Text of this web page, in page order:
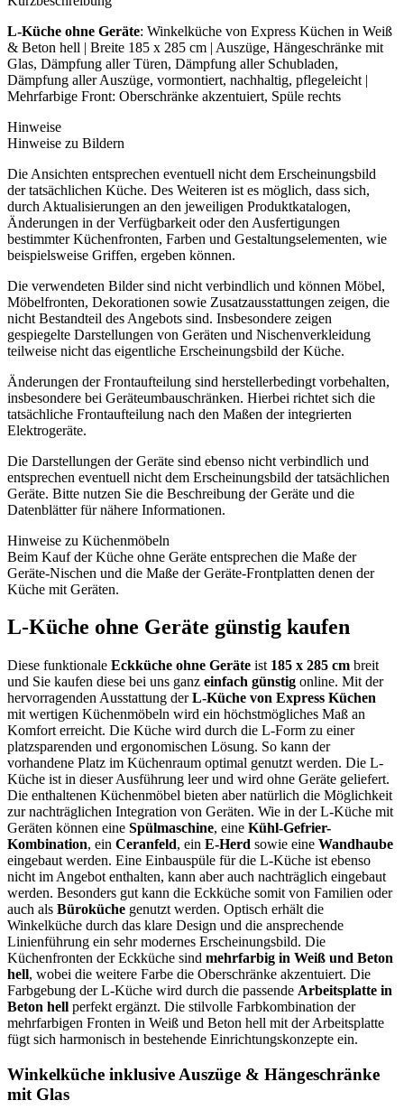
L-Küche ohne Geräte: Winkelküche von Express Küchen in Weiß
& Beton hell | Breite 185 x 285 cm | Auszüge, Hängeschränke mit
Glas, Dämpfung aller Türen, Dämpfung aller Schubladen,
Dämpfung aller Auszüge, vormontiert, nachhaltig, pflegeleicht |
Mehrfarbige Front: Oberschränke akzentuiert, Spüle rechts
Hinweise
Hinweise zu Bildern
Die Ansichten entsprechen eventuell nicht dem Erscheinungsbild
der tatsächlichen Küche. Des Weiteren ist es möglich, dass sich,
durch Aktualisierungen an den jeweiligen Produktkatalogen,
Änderungen in der Verfügbarkeit oder den Ausfertigungen
bestimmter Küchenfronten, Farben und Gestaltungselementen, wie
beispielsweise Griffen, ergeben können.
Die verwendeten Bilder sind nicht verbindlich und können Möbel,
Möbelfronten, Dekorationen sowie Zusatzausstattungen zeigen, die
nicht Bestandteil des Angebots sind. Insbesondere zeigen
gespiegelte Darstellungen von Geräten und Nischenverkleidung
teilweise nicht das eigentliche Erscheinungsbild der Küche.
Änderungen der Frontaufteilung sind herstellerbedingt vorbehalten,
insbesondere bei Geräteumbauschränken. Hierbei richtet sich die
tatsächliche Frontaufteilung nach den Maßen der integrierten
Elektrogeräte.
Die Darstellungen der Geräte sind ebenso nicht verbindlich und
entsprechen eventuell nicht dem Erscheinungsbild der tatsächlichen
Geräte. Bitte nutzen Sie die Beschreibung der Geräte und die
Datenblätter für nähere Informationen.
Hinweise zu Küchenmöbeln
Beim Kauf der Küche ohne Geräte entsprechen die Maße der
Geräte-Nischen und die Maße der Geräte-Frontplatten denen der
Küche mit Geräten.
L-Küche ohne Geräte günstig kaufen
Diese funktionale Eckküche ohne Geräte ist 185 x 285 cm breit
und Sie kaufen diese bei uns ganz einfach günstig online. Mit der
hervorragenden Ausstattung derL-Küche von Express Küchen
mit wertigen Küchenmöbeln wird ein höchstmögliches Maß an
Komfort erreicht. Die Küche wird durch die L-Form zu einer
platzsparenden und ergonomischen Lösung. So kann der
vorhandene Platz im Küchenraum optimal genutzt werden. Die L-
Küche ist in dieser Ausführung leer und wird ohne Geräte geliefert.
Die enthaltenen Küchenmöbel bieten aber natürlich die Möglichkeit
zur nachträglichen Integration von Geräten. Wie in der L-Küche mit
Geräten können eine Spülmaschine, eine Kühl-Gefrier-
Kombination, ein Ceranfeld, ein E-Herd sowie eine Wandhaube
eingebaut werden. Eine Einbauspüle für die L-Küche ist ebenso
nicht im Angebot enthalten, kann aber auch nachträglich eingebaut
werden. Besonders gut kann die Eckküche somit von Familien oder
auch als Büroküche genutzt werden. Optisch erhält die
Winkelküche durch das klare Design und die ansprechende
Linienführung ein sehr modernes Erscheinungsbild. Die
Küchenfronten der Eckküche sind mehrfarbig in Weiß und Beton
hell, wobei die weitere Farbe die Oberschränke akzentuiert. Die
Farbgebung der L-Küche wird durch die passende Arbeitsplatte in
Beton hell perfekt ergänzt. Die stilvolle Farbkombination der
mehrfarbigen Fronten in Weiß und Beton hell mit der Arbeitsplatte
fügt sich harmonisch in bestehende Einrichtungskonzepte ein.
Winkelküche inklusive Auszüge & Hängeschränke
mit Glas